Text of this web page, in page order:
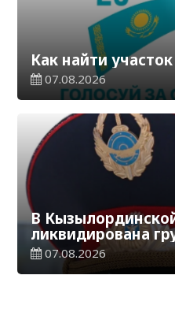
Как найти
07.08.2026
В
ликвидирована
добытчиков
07.08.2026